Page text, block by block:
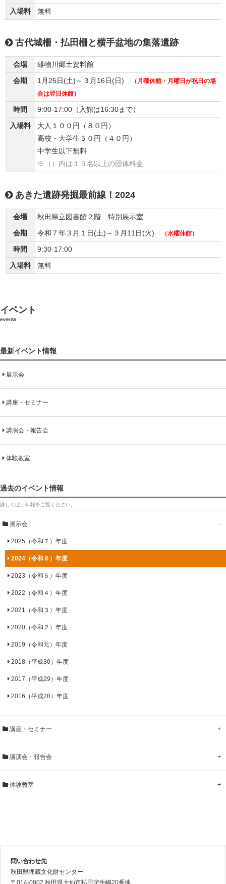
入場料
無料
古代城柵・払田柵と横手盆地の集落遺跡
会場
雄物川郷土資料館
会期
1月25日(土)～３月16日(日)
（月曜休館・月曜日が祝日の場
合は翌日休館）
時間
9:00-17:00（入館は16:30まで）
入場料
大人１００円（８０円）
高校・大学生５０円（４０円）
中学生以下無料
※（）内は１５名以上の団体料金
あきた遺跡発掘最前線！2024
会場
秋田県立図書館２階 特別展示室
会期
令和７年３月１日(土)～３月11日(火) （水曜休館）
時間
9:30-17:00
入場料
無料
イベント
events
最新イベント情報
展示会
講座・セミナー
講演会・報告会
体験教室
過去のイベント情報
詳しくは、年報をご覧ください。
-
展示会
2025（令和７）年度
2024（令和６）年度
2023（令和５）年度
2022（令和４）年度
2021（令和３）年度
2020（令和２）年度
2019（令和元）年度
2018（平成30）年度
2017（平成29）年度
2016（平成28）年度
+
講座・セミナー
+
講演会・報告会
+
体験教室
問い合わせ先
秋田県埋蔵文化財センター
〒014-0802 秋田県大仙市払田字牛嶋20番地